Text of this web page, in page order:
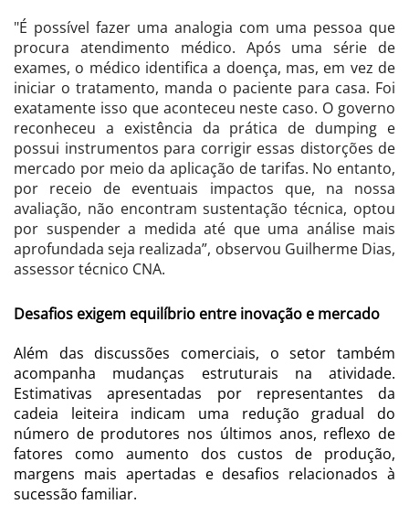
"É possível fazer uma analogia com uma pessoa que
procura atendimento médico. Após uma série de
exames, o médico identifica a doença, mas, em vez de
iniciar o tratamento, manda o paciente para casa. Foi
exatamente isso que aconteceu neste caso. O governo
reconheceu a existência da prática de dumping e
possui instrumentos para corrigir essas distorções de
mercado por meio da aplicação de tarifas. No entanto,
por receio de eventuais impactos que, na nossa
avaliação, não encontram sustentação técnica, optou
por suspender a medida até que uma análise mais
aprofundada seja realizada”, observou Guilherme Dias,
assessor técnico CNA.
Desafios exigem equilíbrio entre inovação e mercado
Além das discussões comerciais, o setor também
acompanha mudanças estruturais na atividade.
Estimativas apresentadas por representantes da
cadeia leiteira indicam uma redução gradual do
número de produtores nos últimos anos, reflexo de
fatores como aumento dos custos de produção,
margens mais apertadas e desafios relacionados à
sucessão familiar.